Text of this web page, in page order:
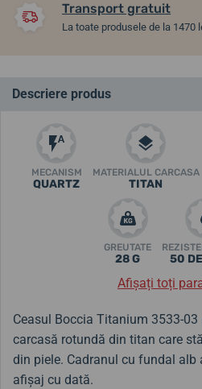
Transport gratuit
La toate produsele de la 1470
Descriere produs
MECANISM
QUARTZ
MATERIALUL CARCASA
TITAN
GREUTATE
28 G 50
Afișați toți
Ceasul Boccia Titanium 3533-
carcasă rotundă din titan care
din piele. Cadranul cu fundal alb
afișaj cu dată.